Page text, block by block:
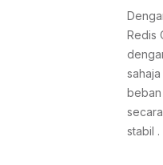
Redis
beban
stabil .